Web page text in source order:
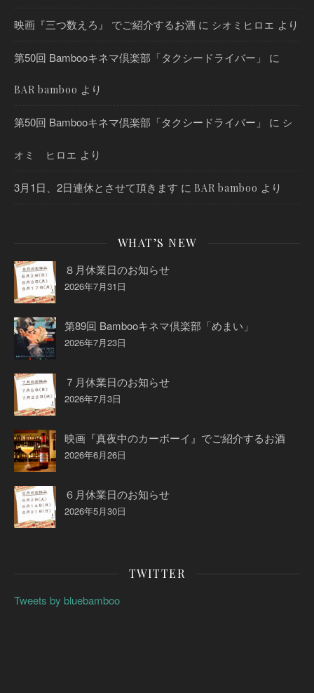
映画『三つ数えろ』 でご紹介するお酒 に シオミヒロエ より
第50回 Bambooキネマ倶楽部「タクシードライバー」 に
BAR bamboo より
第50回 Bambooキネマ倶楽部「タクシードライバー」 に シ
オミ ヒロエ より
3月1日、2日連休とさせて頂きます に BAR bamboo より
WHAT’S NEW
８月休業日のお知らせ
2026年7月31日
第89回 Bambooキネマ倶楽部「めまい」
2026年7月23日
７月休業日のお知らせ
2026年7月3日
映画『真夜中のカーボーイ』でご紹介するお酒
2026年6月26日
６月休業日のお知らせ
2026年5月30日
TWITTER
Tweets by bluebamboo